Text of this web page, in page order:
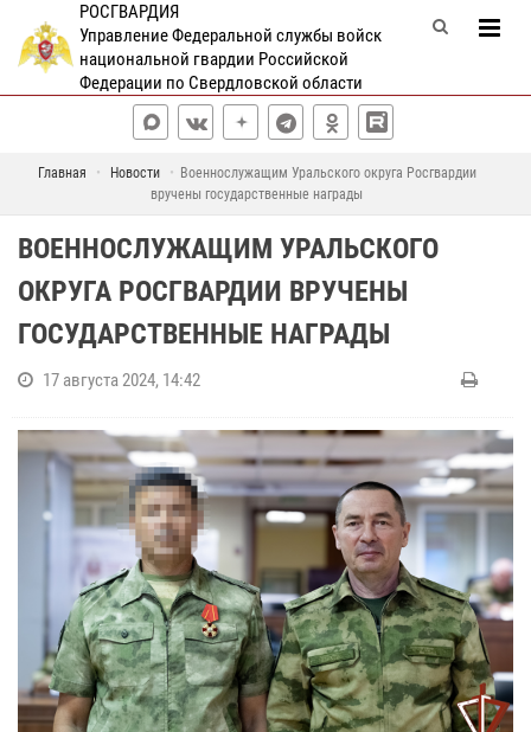
РОСГВАРДИЯ
Управление Федеральной службы войск
национальной гвардии Российской
Федерации по Свердловской области
Главная Новости
Военнослужащим Уральского округа Росгвардии
вручены государственные награды
ВОЕННОСЛУЖАЩИМ УРАЛЬСКОГО
ОКРУГА РОСГВАРДИИ ВРУЧЕНЫ
ГОСУДАРСТВЕННЫЕ НАГРАДЫ
17 августа 2024, 14:42